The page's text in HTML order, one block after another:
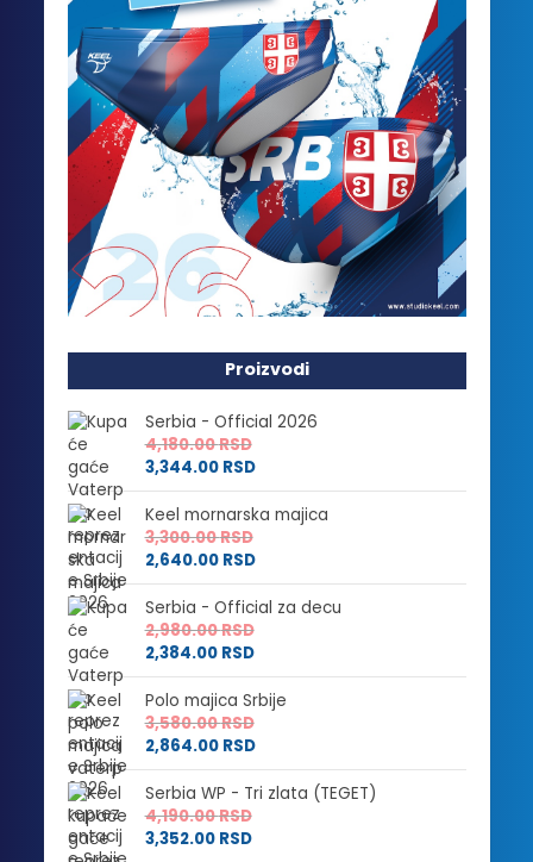
Proizvodi
Serbia - Official 2026
4,180.00RSD
3,344.00 RSD
Keel mornarska majica
3,300.00RSD
2,640.00 RSD
Serbia - Official za decu
2,980.00RSD
2,384.00 RSD
Polo majica Srbije
3,580.00RSD
2,864.00 RSD
Serbia WP - Tri zlata (TEGET)
4,190.00RSD
3,352.00 RSD